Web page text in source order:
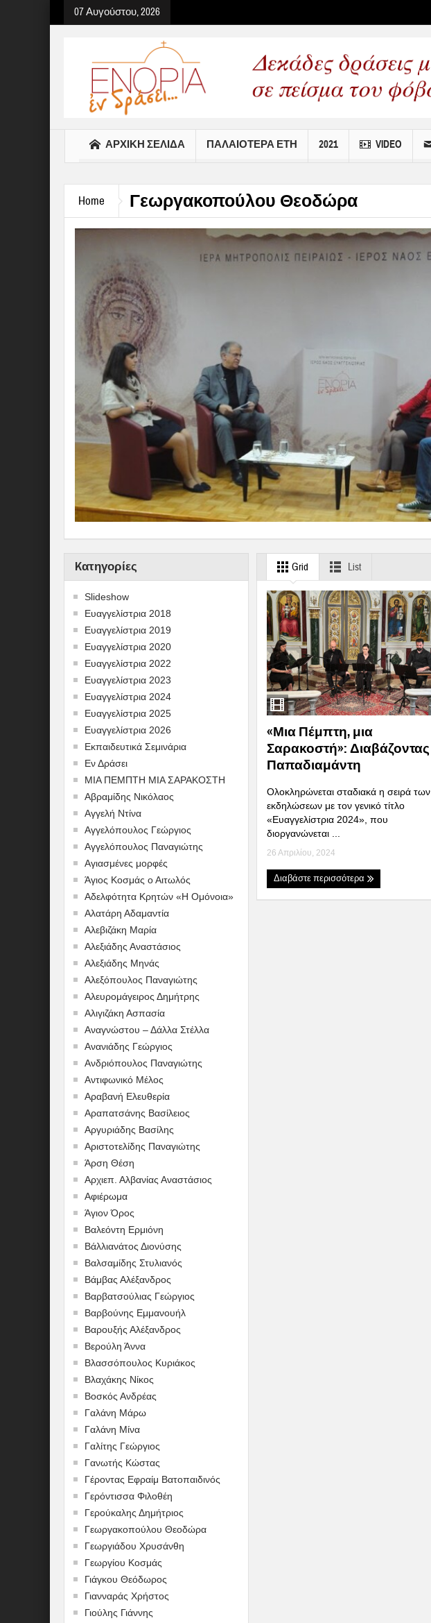
07 Αυγούστου, 2026
ΑΡΧΙΚΉ ΣΕΛΊΔΑ ΠΑΛΑΙΟΤΕΡΑ ΕΤΗ 2021 VIDEO
Home Γεωργακοπούλου Θεοδώρα
Kατηγορίες
Slideshow
Ευαγγελίστρια 2018
Ευαγγελίστρια 2019
Ευαγγελίστρια 2020
Ευαγγελίστρια 2022
Ευαγγελίστρια 2023
Ευαγγελίστρια 2024
Ευαγγελίστρια 2025
Ευαγγελίστρια 2026
Εκπαιδευτικά Σεμινάρια
Εν Δράσει
ΜΙΑ ΠΕΜΠΤΗ ΜΙΑ ΣΑΡΑΚΟΣΤΗ
Αβραμίδης Νικόλαος
Αγγελή Ντίνα
Αγγελόπουλος Γεώργιος
Αγγελόπουλος Παναγιώτης
Αγιασμένες μορφές
Άγιος Κοσμάς ο Αιτωλός
Αδελφότητα Κρητών «Η Ομόνοια»
Αλατάρη Αδαμαντία
Αλεβιζάκη Μαρία
Αλεξιάδης Αναστάσιος
Αλεξιάδης Μηνάς
Αλεξόπουλος Παναγιώτης
Αλευρομάγειρος Δημήτρης
Αλιγιζάκη Ασπασία
Αναγνώστου – Δάλλα Στέλλα
Ανανιάδης Γεώργιος
Ανδριόπουλος Παναγιώτης
Αντιφωνικό Μέλος
Αραβανή Ελευθερία
Αραπατσάνης Βασίλειος
Αργυριάδης Βασίλης
Αριστοτελίδης Παναγιώτης
Άρση Θέση
Αρχιεπ. Αλβανίας Αναστάσιος
Αφιέρωμα
Άγιον Όρος
Βαλεόντη Ερμιόνη
Βάλλιανάτος Διονύσης
Βαλσαμίδης Στυλιανός
Βάμβας Αλέξανδρος
Βαρβατσούλιας Γεώργιος
Βαρβούνης Εμμανουήλ
Βαρουξής Αλέξανδρος
Βερούλη Άννα
Βλασσόπουλος Κυριάκος
Βλαχάκης Νίκος
Βοσκός Ανδρέας
Γαλάνη Μάρω
Γαλάνη Μίνα
Γαλίτης Γεώργιος
Γανωτής Κώστας
Γέροντας Εφραίμ Βατοπαιδινός
Γερόντισσα Φιλοθέη
Γερούκαλης Δημήτριος
Γεωργακοπούλου Θεοδώρα
Γεωργιάδου Χρυσάνθη
Γεωργίου Κοσμάς
Γιάγκου Θεόδωρος
Γιανναράς Χρήστος
Γιούλης Γιάννης
Grid List
«Μια Πέμπτη, μια
Σαρακοστή»: Διαβάζοντας
Παπαδιαμάντη
Ολοκληρώνεται σταδιακά η σειρά των
εκδηλώσεων με τον γενικό τίτλο
«Ευαγγελίστρια 2024», που
διοργανώνεται ...
26 Απριλίου, 2024
Διαβάστε περισσότερα